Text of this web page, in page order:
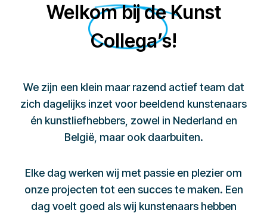
Welkom bij de Kunst
Collega’s!
We zijn een klein maar razend actief team dat
zich dagelijks inzet voor beeldend kunstenaars
én kunstliefhebbers, zowel in Nederland en
België, maar ook daarbuiten.
Elke dag werken wij met passie en plezier om
onze projecten tot een succes te maken. Een
dag voelt goed als wij kunstenaars hebben